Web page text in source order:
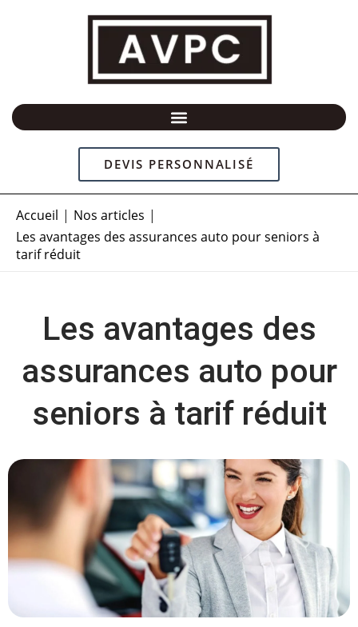
DEVIS PERSONNALISÉ
Accueil
Nos articles
Les avantages des assurances auto pour seniors à
tarif réduit
Les avantages des
assurances auto pour
seniors à tarif réduit